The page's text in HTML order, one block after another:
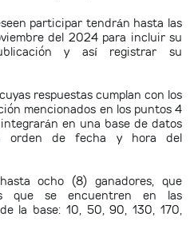
participar tendrán hasta las
del 2024 para incluir su
y así registrar su
respuestas cumplan con los
mencionados en los puntos 4
en una base de datos
orden de fecha y hora del
ocho (8) ganadores, que
que se encuentren en las
la base: 10, 50, 90, 130, 170,